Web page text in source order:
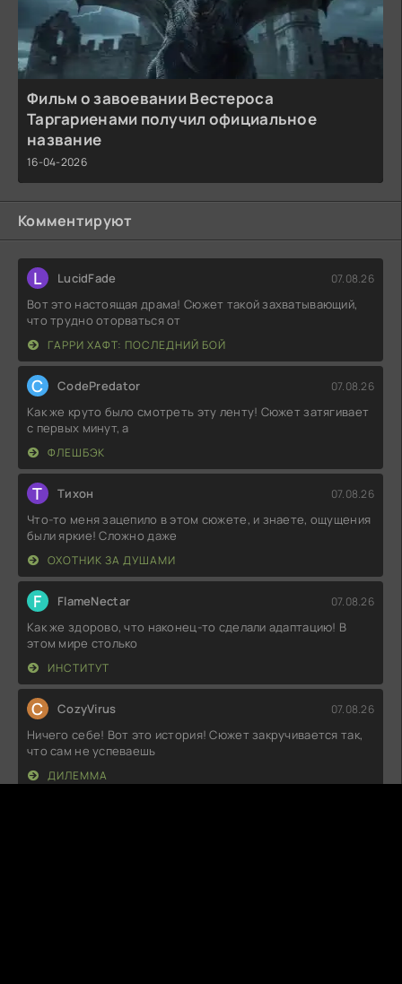
Фильм о завоевании Вестероса
Таргариенами получил официальное
название
16-04-2026
Комментируют
L LucidFade 07.08.26
Вот это настоящая драма! Сюжет такой захватывающий,
что трудно оторваться от
ГАРРИ ХАФТ: ПОСЛЕДНИЙ БОЙ
C CodePredator 07.08.26
Как же круто было смотреть эту ленту! Сюжет затягивает
с первых минут, а
ФЛЕШБЭК
Т Тихон 07.08.26
Что-то меня зацепило в этом сюжете, и знаете, ощущения
были яркие! Сложно даже
ОХОТНИК ЗА ДУШАМИ
F FlameNectar 07.08.26
Как же здорово, что наконец-то сделали адаптацию! В
этом мире столько
ИНСТИТУТ
C CozyVirus 07.08.26
Ничего себе! Вот это история! Сюжет закручивается так,
что сам не успеваешь
ДИЛЕММА